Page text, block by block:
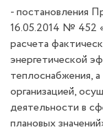
- постановления
16.05.2014 № 452
расчета
энергетической
теплоснабжения,
организацией,
деятельности в
плановых